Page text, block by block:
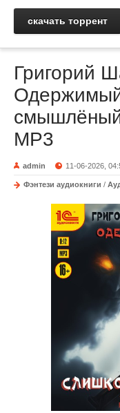
скачать торрент
Григорий
МР3
admin 11-06-2026,
Фэнтези аудиокниги /